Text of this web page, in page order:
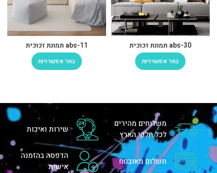
abs-30 תמונת זכוכית
בחר אפשרויות
abs-11 תמונת זכוכית
בחר אפשרויות
משלוחים מהירים
לכל חלקי הארץ
שירות ואיכות
תשלום מאובטח
הדפסה בהזמנה
אישית